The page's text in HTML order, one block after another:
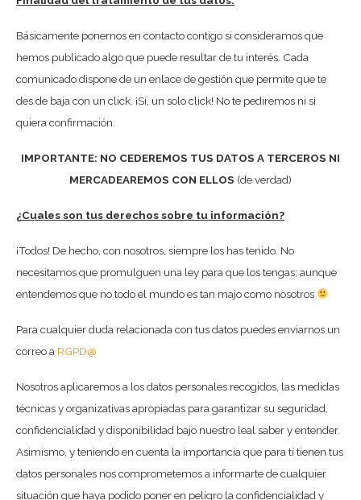
Básicamente ponernos en contacto contigo si consideramos que
hemos publicado algo que puede resultar de tu interés. Cada
comunicado dispone de un enlace de gestión que permite que te
des de baja con un click. ¡Sí, un solo click! No te pediremos ni si
quiera confirmación.
IMPORTANTE: NO CEDEREMOS TUS DATOS A TERCEROS NI
MERCADEAREMOS CON ELLOS (de verdad)
¿Cuales son tus derechos sobre tu información?
¡Todos! De hecho, con nosotros, siempre los has tenido. No
necesitamos que promulguen una ley para que los tengas; aunque
entendemos que no todo el mundo es tan majo como nosotros
Para cualquier duda relacionada con tus datos puedes enviarnos un
correo a RGPD@
Nosotros aplicaremos a los datos personales recogidos, las medidas
técnicas y organizativas apropiadas para garantizar su seguridad,
confidencialidad y disponibilidad bajo nuestro leal saber y entender.
Asimismo, y teniendo en cuenta la importancia que para tí tienen tus
datos personales nos comprometemos a informarte de cualquier
situación que haya podido poner en peligro la confidencialidad y